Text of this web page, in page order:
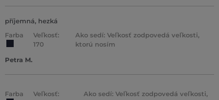
příjemná, hezká
Farba
Veľkosť:
170
Ako sedí: Veľkosť zodpovedá veľkosti,
ktorú nosím
Petra M.
Farba
Veľkosť:
Ako sedí: Veľkosť zodpovedá veľkosti,